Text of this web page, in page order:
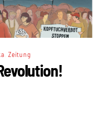
,Zeitung